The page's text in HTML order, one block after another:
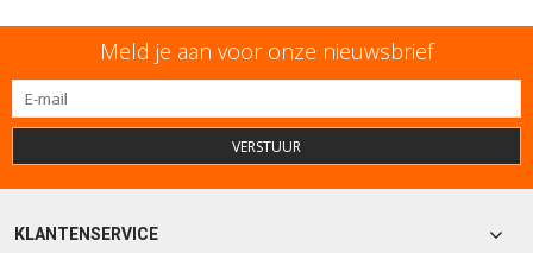
Meld je aan voor onze nieuwsbrief
VERSTUUR
KLANTENSERVICE